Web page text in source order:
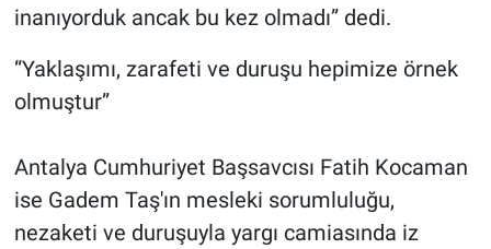
inanıyorduk ancak bu kez olmadı” dedi.
“Yaklaşımı, zarafeti ve duruşu hepimize örnek
olmuştur”
Antalya Cumhuriyet Başsavcısı Fatih Kocaman
ise Gadem Taş'ın mesleki sorumluluğu,
nezaketi ve duruşuyla yargı camiasında iz